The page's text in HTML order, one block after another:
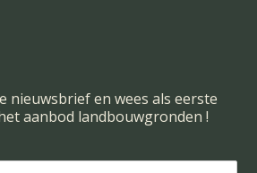
nieuwsbrief en wees als eerste
aanbod landbouwgronden !